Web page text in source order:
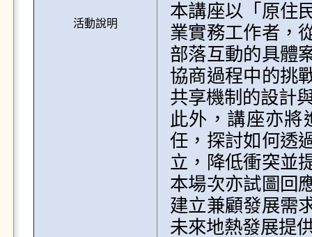
活動說明
本講座以「原住
業實務工作者，
部落互動的具體
協商過程中的挑
共享機制的設計
此外，講座亦將
任，探討如何透
立，降低衝突並
本場次亦試圖回
建立兼顧發展需
未來地熱發展提